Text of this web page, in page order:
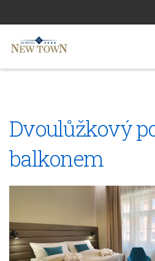
Dvoulůžkový
balkonem